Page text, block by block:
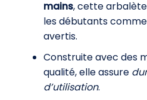
mains, cette
les débutants
avertis.
Construite avec des
qualité, elle assure
d’utilisation.